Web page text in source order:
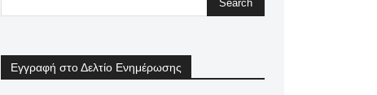
Εγγραφή στο Δελτίο Ενημέρωσης